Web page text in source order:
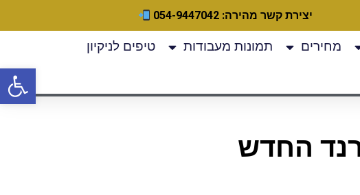
יצירת קשר מהירה: 054-9447042
מחירים תמונות מעבודות טיפים לניקיון
החדש